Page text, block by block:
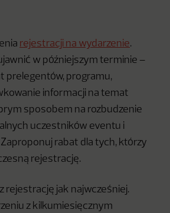
rejestracji na wydarzenie.
w późniejszym terminie –
prelegentów, programu,
informacji na temat
sposobem na rozbudzenie
uczestników eventu i
rabat dla tych, którzy
rejestrację.
rejestrację jak najwcześniej.
z kilkumiesięcznym